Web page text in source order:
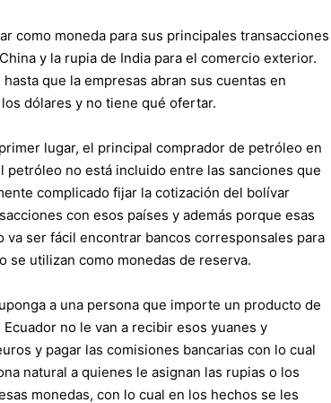
como moneda para sus principales transacciones
y la rupia de India para el comercio exterior.
que la empresas abran sus cuentas en
dólares y no tiene qué ofertar.
lugar, el principal comprador de petróleo en
petróleo no está incluido entre las sanciones que
complicado fijar la cotización del bolívar
con esos países y además porque esas
va ser fácil encontrar bancos corresponsales para
se utilizan como monedas de reserva.
a una persona que importe un producto de
no le van a recibir esos yuanes y
y pagar las comisiones bancarias con lo cual
natural a quienes le asignan las rupias o los
monedas, con lo cual en los hechos se les